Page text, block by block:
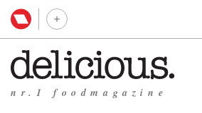
nr.1 foodmagazine